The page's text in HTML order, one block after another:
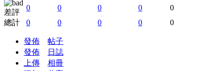
差評
0 0 0 0
0
總計
0 0 0 0 0
發佈
帖子
發佈
日誌
上傳
相冊